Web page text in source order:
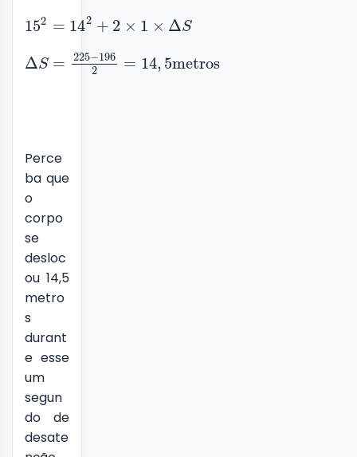
152 = 142 + 2 × 1 × ΔS
ΔS = 225−196
2
= 14, 5metros
Perce
ba que
o
corpo
se
desloc
ou 14,5
metro
s
durant
e esse
um
segun
do de
desate